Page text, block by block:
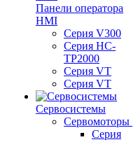
Панели оператора
HMI
Серия V300
Серия HC-
TP2000
Серия VT
Серия VT
Сервосистемы
Сервомоторы
Серия